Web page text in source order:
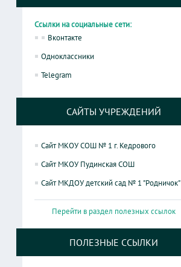
Ссылки на социальные сети:
Вконтакте
Одноклассники
Telegram
САЙТЫ УЧРЕЖДЕНИЙ
Сайт МКОУ СОШ № 1 г. Кедрового
Сайт МКОУ Пудинская СОШ
Сайт МКДОУ детский сад № 1 "Родничок"
Перейти в раздел полезных ссылок
ПОЛЕЗНЫЕ ССЫЛКИ